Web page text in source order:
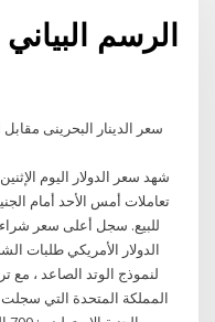
الرسم
سعر الدينار البحرينى
للبيع. سجل أعلى سعر شراء
الدولار الأمريكي طلبات
لنموذج الوتد الصاعد ، مع